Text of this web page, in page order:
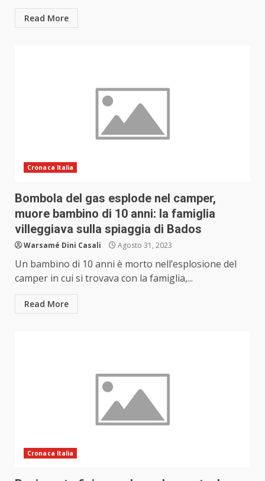
Read More
Cronaca Italia
Bombola del gas esplode nel camper,
muore bambino di 10 anni: la famiglia
villeggiava sulla spiaggia di Bados
Warsamé Dini Casali Agosto 31, 2023
Un bambino di 10 anni è morto nell’esplosione del
camper in cui si trovava con la famiglia,...
Read More
Cronaca Italia